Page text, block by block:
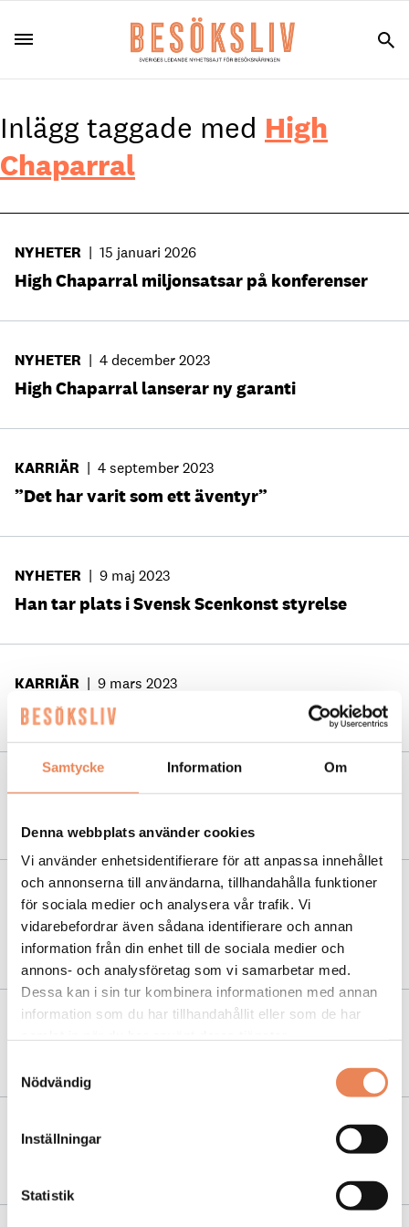
Samtycke Information Om
Denna webbplats använder cookies
Vi använder enhetsidentifierare för att anpassa innehållet
och annonserna till användarna, tillhandahålla funktioner
för sociala medier och analysera vår trafik. Vi
vidarebefordrar även sådana identifierare och annan
information från din enhet till de sociala medier och
annons- och analysföretag som vi samarbetar med.
Dessa kan i sin tur kombinera informationen med annan
information som du har tillhandahållit eller som de har
Nödvändig
Inställningar
Statistik
Inlägg taggade med High
Chaparral
NYHETER | 15 januari 2026
High Chaparral miljonsatsar på konferenser
NYHETER | 4 december 2023
High Chaparral lanserar ny garanti
KARRIÄR | 4 september 2023
”Det har varit som ett äventyr”
NYHETER | 9 maj 2023
Han tar plats i Svensk Scenkonst styrelse
KARRIÄR | 9 mars 2023
Hon ser ett nytt äventyr i varje arbetsdag
KARRIÄR | 13 september 2022
NYHETER 3 juni 2022
Nöjesparker behåller tillfälliga
pandemilösningar
NYHETER | 24 januari 2022